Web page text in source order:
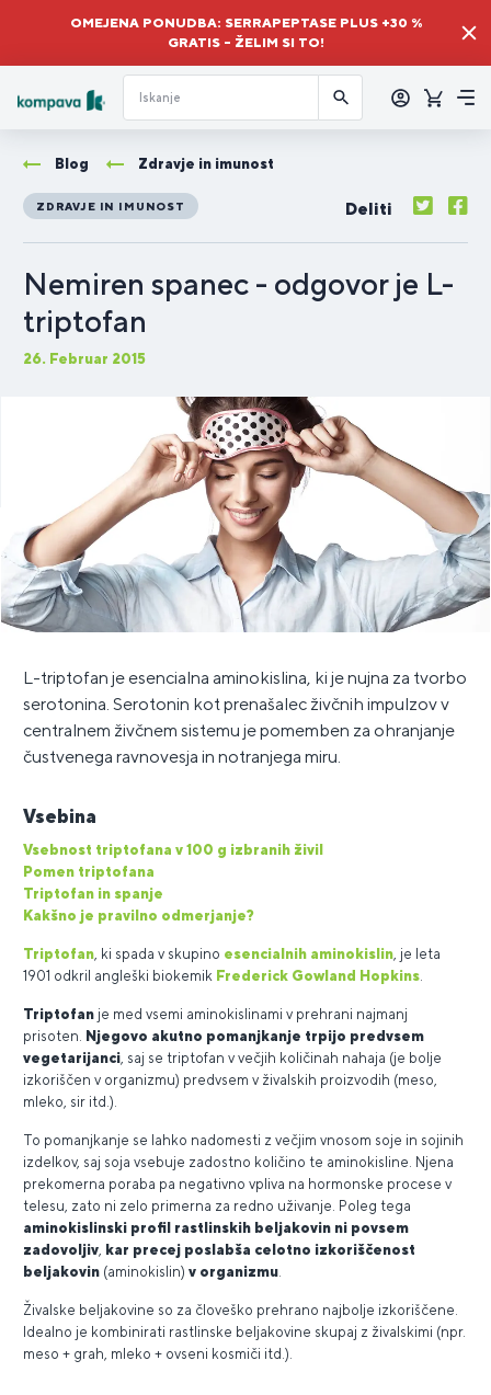
OMEJENA PONUDBA: SERRAPEPTASE PLUS +30 %
GRATIS – ŽELIM SI TO!
Blog Zdravje in imunost
ZDRAVJE IN IMUNOST Deliti
Nemiren spanec - odgovor je L-
triptofan
26. Februar 2015
L-triptofan je esencialna aminokislina, ki je nujna za tvorbo
serotonina. Serotonin kot prenašalec živčnih impulzov v
centralnem živčnem sistemu je pomemben za ohranjanje
čustvenega ravnovesja in notranjega miru.
Vsebina
Vsebnost triptofana v 100 g izbranih živil
Pomen triptofana
Triptofan in spanje
Kakšno je pravilno odmerjanje?
Triptofan , ki spada v skupino esencialnih aminokislin , je leta
1901 odkril angleški biokemik Frederick Gowland Hopkins
Triptofan je med vsemi aminokislinami v prehrani najmanj
prisoten. Njegovo akutno pomanjkanje trpijo predvsem
vegetarijanci , saj se triptofan v večjih količinah nahaja (je bolje
izkoriščen v organizmu) predvsem v živalskih proizvodih (meso,
mleko, sir itd.).
To pomanjkanje se lahko nadomesti z večjim vnosom soje in sojinih
izdelkov, saj soja vsebuje zadostno količino te aminokisline. Njena
prekomerna poraba pa negativno vpliva na hormonske procese v
telesu, zato ni zelo primerna za redno uživanje. Poleg tega
aminokislinski profil rastlinskih beljakovin ni povsem
zadovoljiv kar precej poslabša celotno izkoriščenost
beljakovin (aminokislin) v organizmu
Živalske beljakovine so za človeško prehrano najbolje izkoriščene.
Idealno je kombinirati rastlinske beljakovine skupaj z živalskimi (npr.
meso + grah, mleko + ovseni kosmiči itd.).